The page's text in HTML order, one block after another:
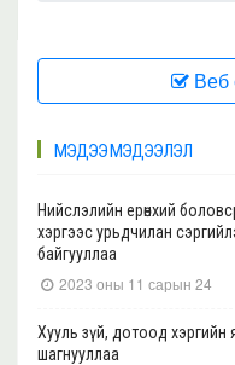
Веб
МЭДЭЭ МЭДЭЭЛЭЛ
Нийслэлийн ерөнхий
хэргээс урьдчилан
байгууллаа
2023 оны 11 сарын 24
Хууль зүй, дотоод хэргийн
шагнууллаа